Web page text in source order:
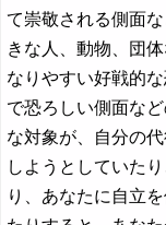
て崇敬される側面
きな人、動物、団
なりやすい好戦的
で恐ろしい側面な
な対象が、自分の
しようとしていた
り、あなたに自立